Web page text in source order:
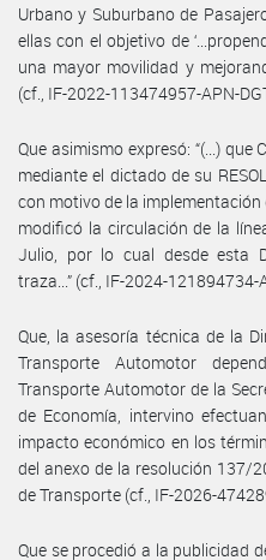
Urbano y Suburbano de
ellas con el objetivo de
una mayor movilidad y
(cf., IF-2022-113474957-APN-
Que asimismo expresó: “(...)
mediante el dictado de su
con motivo de la implementación
modificó la circulación de la
Julio, por lo cual desde esta
traza...” (cf., IF-2024-121894734-
Que, la asesoría técnica de la
Transporte Automotor
Transporte Automotor de la
de Economía, intervino
impacto económico en los
del anexo de la resolución 137/
de Transporte (cf., IF-2026-
Que se procedió a la publicidad